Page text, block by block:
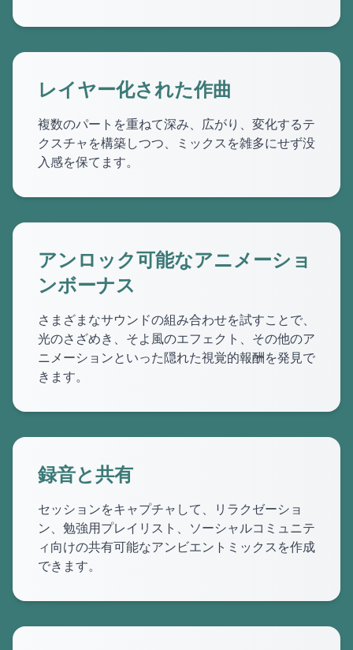
レイヤー化された作曲
複数のパートを重ねて深み、広がり、変化するテ
クスチャを構築しつつ、ミックスを雑多にせず没
入感を保てます。
アンロック可能なアニメーショ
ンボーナス
さまざまなサウンドの組み合わせを試すことで、
光のさざめき、そよ風のエフェクト、その他のア
ニメーションといった隠れた視覚的報酬を発見で
きます。
録音と共有
セッションをキャプチャして、リラクゼーショ
ン、勉強用プレイリスト、ソーシャルコミュニテ
ィ向けの共有可能なアンビエントミックスを作成
できます。